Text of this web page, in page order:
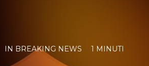
IN BREAKING NEWS 1 MINUTI